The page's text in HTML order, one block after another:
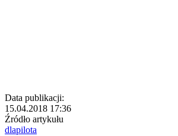
Data publikacji:
15.04.2018 17:36
Źródło artykułu
dlapilota